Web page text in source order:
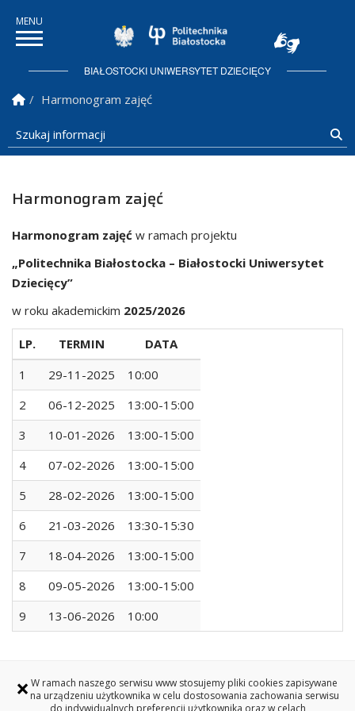
× W ramach naszego serwisu www stosujemy pliki cookies zapisywane
na urządzeniu użytkownika w celu dostosowania zachowania serwisu
do indywidualnych preferencji użytkownika oraz w celach
Politechnika
BIAŁOSTOCKI UNIWERSYTET DZIECIĘCY
Strona Główna
Harmonogram zajęć
Szukaj informacji
Harmonogram zajęć
Harmonogram zajęć w ramach projektu
„Politechnika Białostocka – Białostocki Uniwersytet
Dziecięcy”
w roku akademickim 2025/2026
LP. TERMIN
DATA
1
29-11-2025
10:00
2
06-12-2025
13:00-15:00
3
10-01-2026
13:00-15:00
4
07-02-2026
13:00-15:00
5
28-02-2026
13:00-15:00
6
21-03-2026
13:30-15:30
7
18-04-2026
13:00-15:00
8
09-05-2026
13:00-15:00
9
13-06-2026 10:00
Redakcja serwisu www